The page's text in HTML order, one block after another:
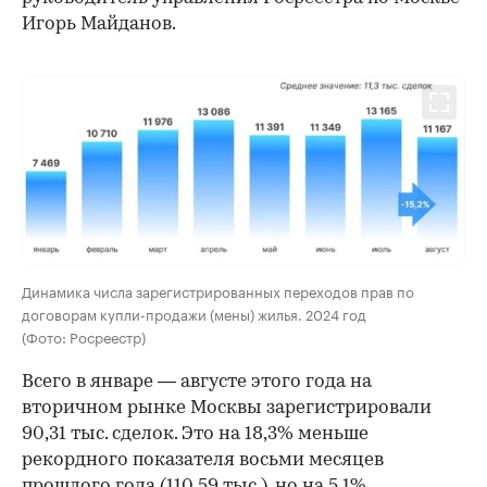
Игорь Майданов.
Динамика числа зарегистрированных переходов прав по
договорам купли-продажи (мены) жилья. 2024 год
(Фото: Росреестр)
Всего в январе — августе этого года на
вторичном рынке Москвы зарегистрировали
90,31 тыс. сделок. Это на 18,3% меньше
рекордного показателя восьми месяцев